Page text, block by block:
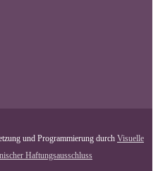
und Programmierung durch Visuelle
Haftungsausschluss